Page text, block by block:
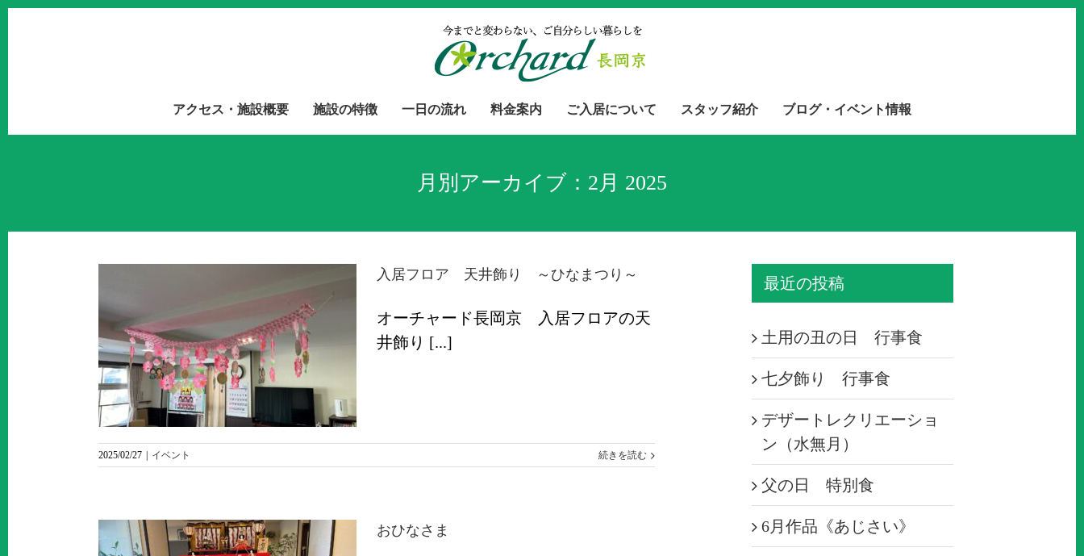
アクセス・施設概要 施設の特徴 一日の流れ 料金案内 ご入居について スタッフ紹介 ブログ・イベント情報
月別アーカイブ： 2月 2025
入居フロア 天井飾り ～ひなまつり～
オーチャード長岡京 入居フロアの天
井飾り [...]
2025/02/27 イベント 続きを読む
おひなさま
最近の投稿
土用の丑の日 行事食
七夕飾り 行事食
デザートレクリエーショ
ン（水無月）
父の日 特別食
6月作品《あじさい》